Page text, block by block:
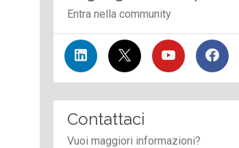
Entra nella community
Contattaci
Vuoi maggiori informazioni?